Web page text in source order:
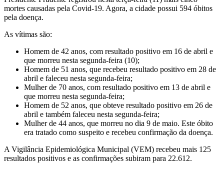
mortes causadas pela Covid-19. Agora, a cidade possui 594 óbitos
pela doença.
As vítimas são:
Homem de 42 anos, com resultado positivo em 16 de abril e
que morreu nesta segunda-feira (10);
Homem de 51 anos, que recebeu resultado positivo em 28 de
abril e faleceu nesta segunda-feira;
Mulher de 70 anos, com resultado positivo em 13 de abril e
que morreu nesta segunda-feira;
Homem de 52 anos, que obteve resultado positivo em 26 de
abril e também faleceu nesta segunda-feira;
Mulher de 44 anos, que morreu no dia 9 de maio. Este óbito
era tratado como suspeito e recebeu confirmação da doença.
A Vigilância Epidemiológica Municipal (VEM) recebeu mais 125
resultados positivos e as confirmações subiram para 22.612.